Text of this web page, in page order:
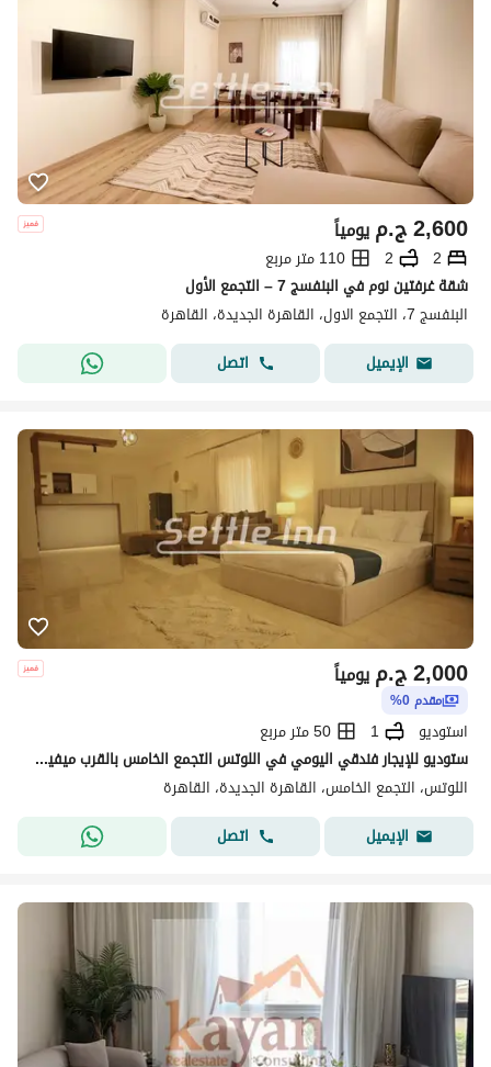
ج.م2,600 يومياً
2
2
110 متر مربع
شقة غرفتين نوم في البنفسج 7 – التجمع الأول
البنفسج 7، التجمع الاول، القاهرة الجديدة، القاهرة
الإيميل
اتصل
ج.م2,000 يومياً
مقدم 0%
استوديو 1
50 متر مربع
ستوديو للإيجار فندقي اليومي في اللوتس التجمع الخامس بالقرب ميفيدا وسوديك
اللوتس، التجمع الخامس، القاهرة الجديدة، القاهرة
الإيميل
اتصل